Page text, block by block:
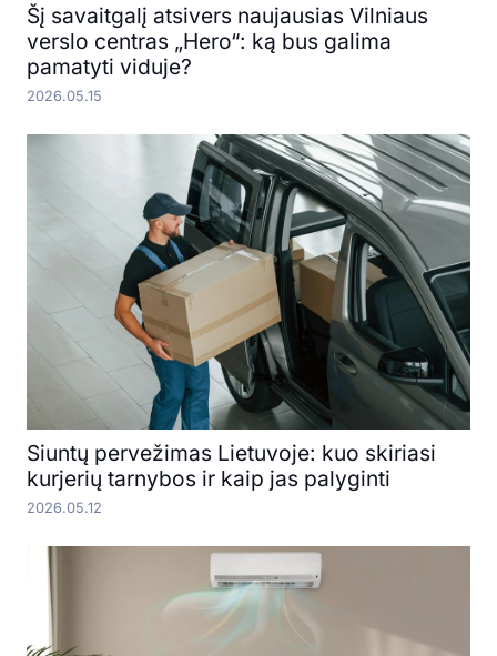
Šį savaitgalį atsivers naujausias Vilniaus
verslo centras „Hero“: ką bus galima
pamatyti viduje?
2026.05.15
Siuntų pervežimas Lietuvoje: kuo skiriasi
kurjerių tarnybos ir kaip jas palyginti
2026.05.12